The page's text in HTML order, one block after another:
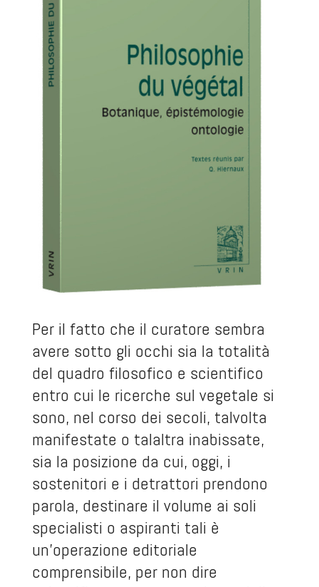
Per il fatto che il curatore sembra
avere sotto gli occhi sia la totalità
del quadro filosofico e scientifico
entro cui le ricerche sul vegetale si
sono, nel corso dei secoli, talvolta
manifestate o talaltra inabissate,
sia la posizione da cui, oggi, i
sostenitori e i detrattori prendono
parola, destinare il volume ai soli
specialisti o aspiranti tali è
un’operazione editoriale
comprensibile, per non dire